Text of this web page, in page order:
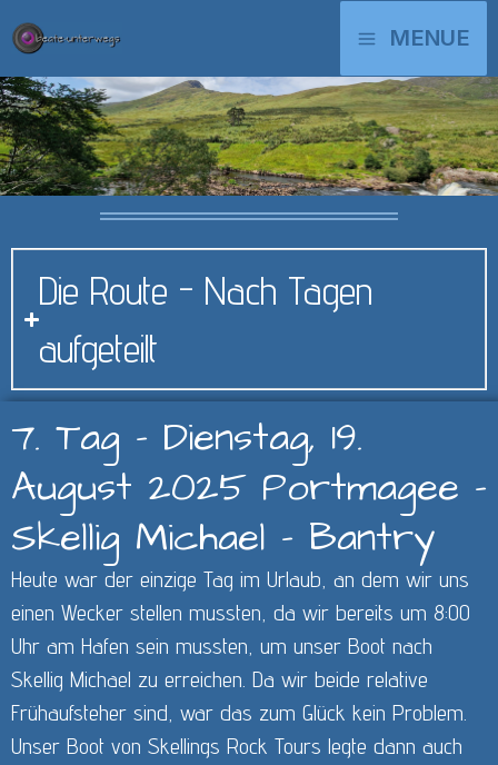
Zum
Inhalt
springen
MAIN
MENU
MENUE
Die Route - Nach Tagen
aufgeteilt
7. Tag - Dienstag, 19.
August 2025 Portmagee -
Skellig Michael - Bantry
Heute war der einzige Tag im Urlaub, an dem wir uns
einen Wecker stellen mussten, da wir bereits um 8:00
Uhr am Hafen sein mussten, um unser Boot nach
Skellig Michael zu erreichen. Da wir beide relative
Frühaufsteher sind, war das zum Glück kein Problem.
Unser Boot von Skellings Rock Tours legte dann auch